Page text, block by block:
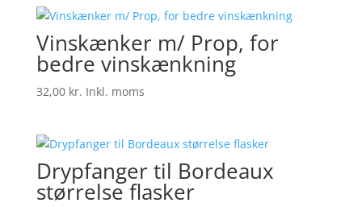
Vinskænker m/ Prop, for
bedre vinskænkning
32,00 kr. Inkl. moms
Drypfanger til Bordeaux
størrelse flasker